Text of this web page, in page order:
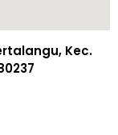
Kec.